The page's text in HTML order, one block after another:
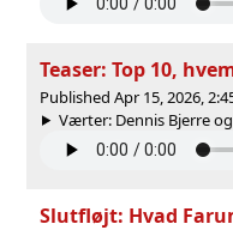
Teaser: Top 10,
Published Apr 15, 2026,
Værter: Dennis Bjerre
Slutfløjt: Hvad